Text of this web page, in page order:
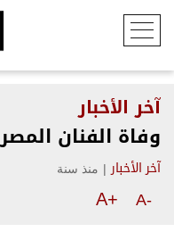
آخر الأخبار
وفاة الفنان
آخر الأخبار | منذ سنة
A-
A+